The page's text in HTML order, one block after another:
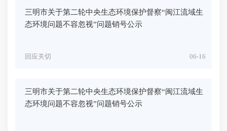
三明市关于第二轮中央生态环境保护督察“闽江流域生
态环境问题不容忽视”问题销号公示
06-16
回应关切
三明市关于第二轮中央生态环境保护督察“闽江流域生
态环境问题不容忽视”问题销号公示